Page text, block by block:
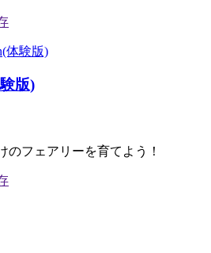
版)
のフェアリーを育てよう！